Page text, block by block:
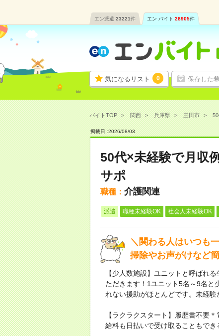
エン派遣 23221件 エン バイト 28905件
気になるリスト 0 保存した
バイトTOP 関西 兵庫県 三田市
掲載日 :2026/08/03
50代×未経験で月収
サポ
職種： 介護関連
派遣 職種未経験OK 社会人未経験OK
＼関わる人はいつも
掃除やお声がけなど
【少人数施設】ユニットと呼ばれ
ただきます！1ユニット5名～9名と
れない援助がほとんどです。未経験
【ラクラクスタート】履歴書不要
給料も日払いで受け取ることもで